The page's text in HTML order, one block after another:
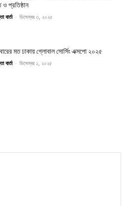
ও প্রতিষ্ঠান
বার্তা - ডিসেম্বর ৩, ২০২৫
মত ঢাকায় গ্লোবাল সোর্সিং এক্সপো ২০২৫
বার্তা - ডিসেম্বর ১, ২০২৫